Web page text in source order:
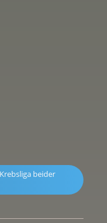
beider